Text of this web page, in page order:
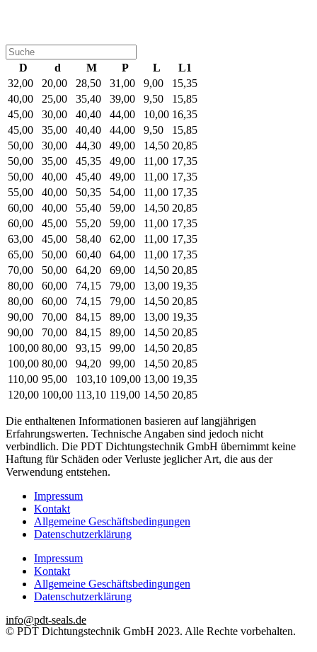
D d M P L
L1
32,00
20,00 28,50 31,00 9,00
15,35
40,00
25,00 35,40 39,00 9,50
15,85
45,00
30,00 40,40 44,00 10,00 16,35
45,00
35,00 40,40 44,00 9,50
15,85
50,00
30,00 44,30 49,00 14,50 20,85
50,00
35,00 45,35 49,00 11,00 17,35
50,00
40,00 45,40 49,00 11,00 17,35
55,00
40,00 50,35 54,00 11,00 17,35
60,00
40,00 55,40 59,00 14,50 20,85
60,00
45,00 55,20 59,00 11,00 17,35
63,00
45,00 58,40 62,00 11,00 17,35
65,00
50,00 60,40 64,00 11,00 17,35
70,00
50,00 64,20 69,00 14,50 20,85
80,00
60,00 74,15 79,00 13,00 19,35
80,00
60,00 74,15 79,00 14,50 20,85
90,00
70,00 84,15 89,00 13,00 19,35
90,00
70,00 84,15 89,00 14,50 20,85
100,00 80,00 93,15 99,00 14,50 20,85
100,00 80,00 94,20 99,00 14,50 20,85
110,00 95,00 103,10 109,00 13,00 19,35
120,00 100,00 113,10 119,00 14,50 20,85
Die enthaltenen Informationen basieren auf langjährigen
Erfahrungswerten. Technische Angaben sind jedoch nicht
verbindlich. Die PDT Dichtungstechnik GmbH übernimmt keine
Haftung für Schäden oder Verluste jeglicher Art, die aus der
Verwendung entstehen.
Impressum
Kontakt
Allgemeine Geschäftsbedingungen
Datenschutzerklärung
Impressum
Kontakt
Allgemeine Geschäftsbedingungen
Datenschutzerklärung
info@pdt-seals.de
© PDT Dichtungstechnik GmbH 2023. Alle Rechte vorbehalten.